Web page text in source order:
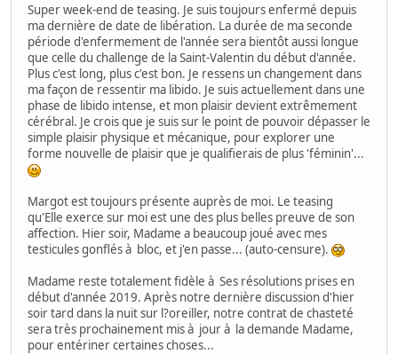
Super week-end de teasing. Je suis toujours enfermé depuis
ma dernière de date de libération. La durée de ma seconde
période d'enfermement de l'année sera bientôt aussi longue
que celle du challenge de la Saint-Valentin du début d'année.
Plus c'est long, plus c'est bon. Je ressens un changement dans
ma façon de ressentir ma libido. Je suis actuellement dans une
phase de libido intense, et mon plaisir devient extrêmement
cérébral. Je crois que je suis sur le point de pouvoir dépasser le
simple plaisir physique et mécanique, pour explorer une
forme nouvelle de plaisir que je qualifierais de plus 'féminin'...
Margot est toujours présente auprès de moi. Le teasing
qu'Elle exerce sur moi est une des plus belles preuve de son
affection. Hier soir, Madame a beaucoup joué avec mes
testicules gonflés à bloc, et j'en passe... (auto-censure).
Madame reste totalement fidèle à Ses résolutions prises en
début d'année 2019. Après notre dernière discussion d'hier
soir tard dans la nuit sur l?oreiller, notre contrat de chasteté
sera très prochainement mis à jour à la demande Madame,
pour entériner certaines choses...